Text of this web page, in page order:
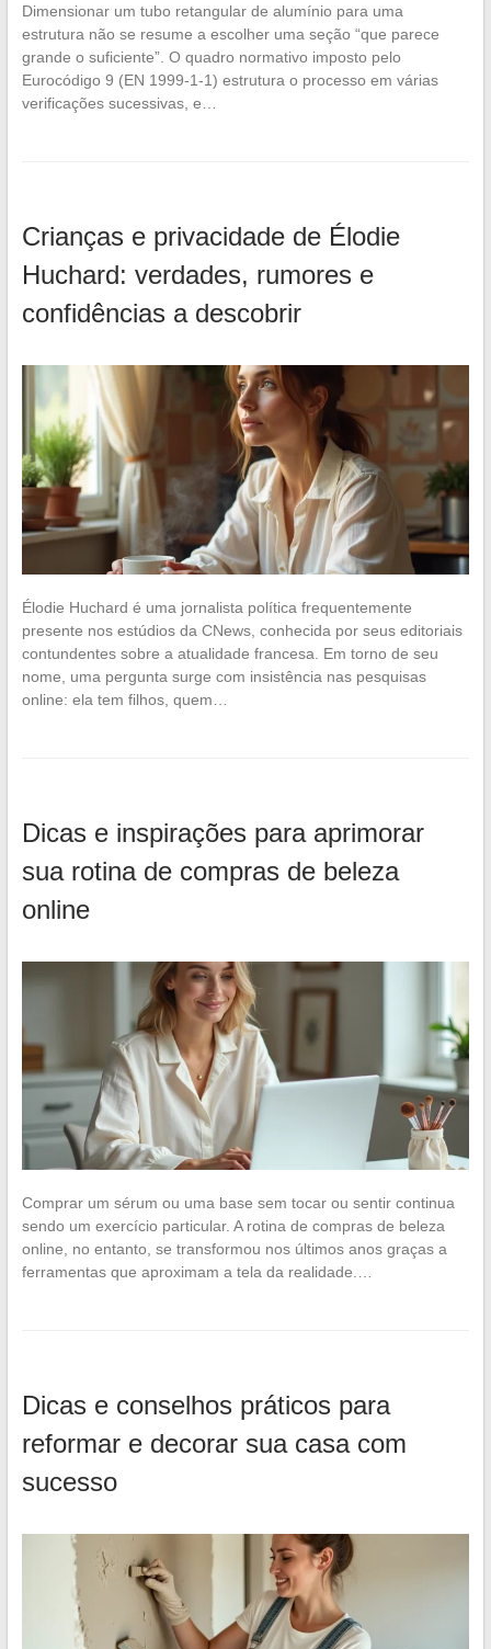
Dimensionar um tubo retangular de alumínio para uma
estrutura não se resume a escolher uma seção “que parece
grande o suficiente”. O quadro normativo imposto pelo
Eurocódigo 9 (EN 1999-1-1) estrutura o processo em várias
verificações sucessivas, e…
Crianças e privacidade de Élodie
Huchard: verdades, rumores e
confidências a descobrir
Élodie Huchard é uma jornalista política frequentemente
presente nos estúdios da CNews, conhecida por seus editoriais
contundentes sobre a atualidade francesa. Em torno de seu
nome, uma pergunta surge com insistência nas pesquisas
online: ela tem filhos, quem…
Dicas e inspirações para aprimorar
sua rotina de compras de beleza
online
Comprar um sérum ou uma base sem tocar ou sentir continua
sendo um exercício particular. A rotina de compras de beleza
online, no entanto, se transformou nos últimos anos graças a
ferramentas que aproximam a tela da realidade.…
Dicas e conselhos práticos para
reformar e decorar sua casa com
sucesso